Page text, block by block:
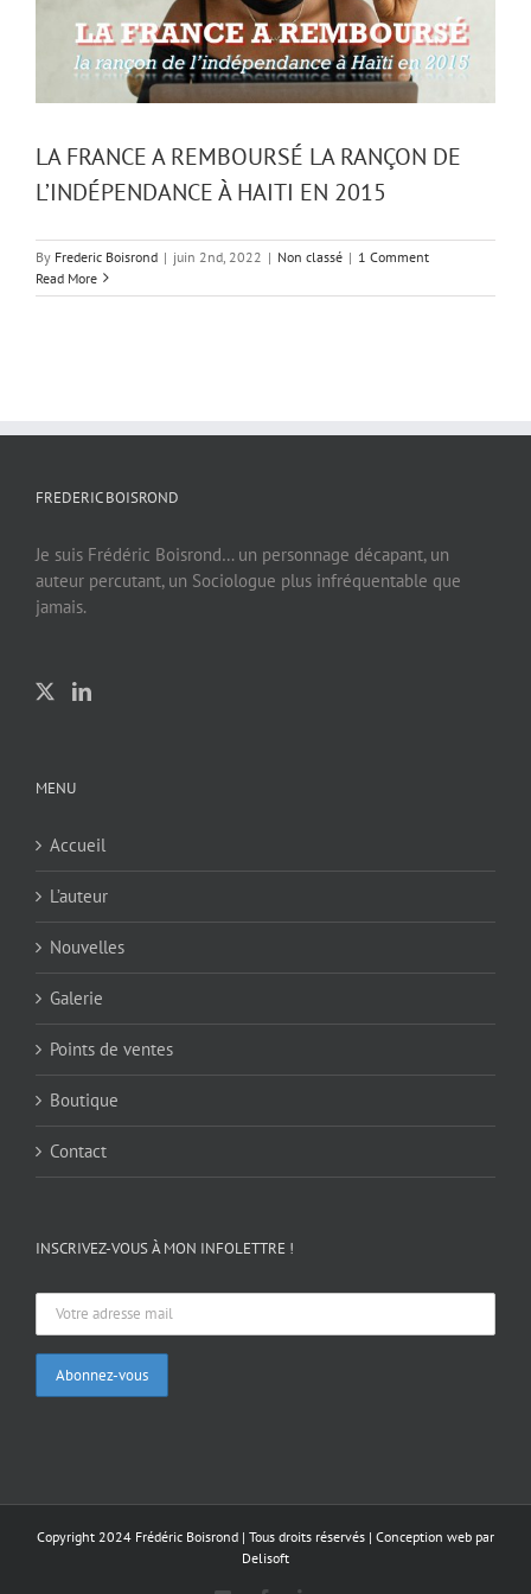
LA FRANCE A REMBOURSÉ LA RANÇON DE
L’INDÉPENDANCE À HAITI EN 2015
By Frederic Boisrond | juin 2nd, 2022 | Non classé | 1 Comment
Read More
FREDERIC BOISROND
Je suis Frédéric Boisrond… un personnage décapant, un
auteur percutant, un Sociologue plus infréquentable que
jamais.
MENU
Accueil
L’auteur
Nouvelles
Galerie
Points de ventes
Boutique
Contact
INSCRIVEZ-VOUS À MON INFOLETTRE !
Copyright 2024 Frédéric Boisrond | Tous droits réservés | Conception web par
Delisoft